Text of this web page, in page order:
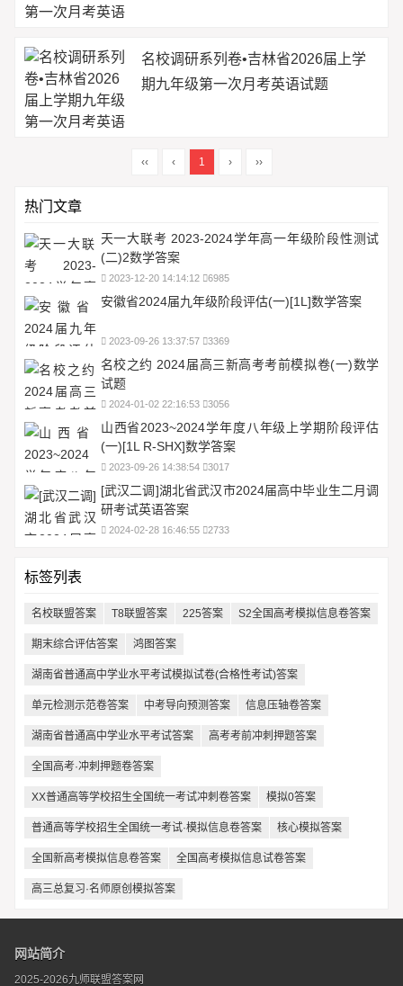
名校调研系列卷•吉林省2026届上学
期九年级第一次月考英语试题
‹‹ ‹ 1 › ››
热门文章
天一大联考 2023-2024学年高一年级阶段性测试
(二)2数学答案
2023-12-20 14:14:12 6985
安徽省2024届九年级阶段评估(一)[1L]数学答案
2023-09-26 13:37:57 3369
名校之约 2024届高三新高考考前模拟卷(一)数学
试题
2024-01-02 22:16:53 3056
山西省2023~2024学年度八年级上学期阶段评估
(一)[1L R-SHX]数学答案
2023-09-26 14:38:54 3017
[武汉二调]湖北省武汉市2024届高中毕业生二月调
研考试英语答案
2024-02-28 16:46:55 2733
标签列表
名校联盟答案 T8联盟答案 225答案 S2全国高考模拟信息卷答案
期末综合评估答案 鸿图答案
湖南省普通高中学业水平考试模拟试卷(合格性考试)答案
单元检测示范卷答案 中考导向预测答案 信息压轴卷答案
湖南省普通高中学业水平考试答案 高考考前冲刺押题答案
全国高考·冲刺押题卷答案
XX普通高等学校招生全国统一考试冲刺卷答案 模拟0答案
普通高等学校招生全国统一考试·模拟信息卷答案 核心模拟答案
全国新高考模拟信息卷答案 全国高考模拟信息试卷答案
高三总复习·名师原创模拟答案
网站简介
2025-2026九师联盟答案网